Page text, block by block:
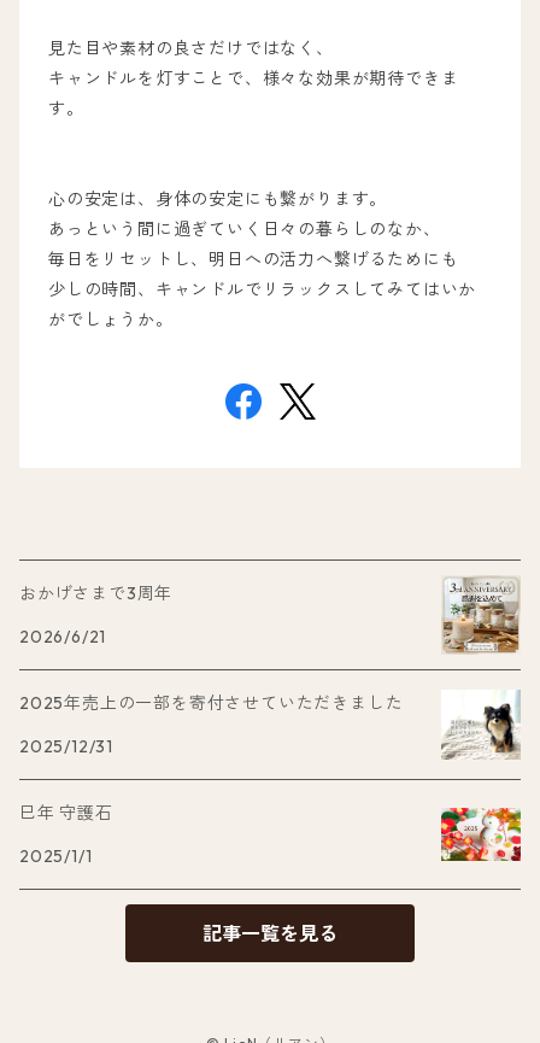
見た目や素材の良さだけではなく、
キャンドルを灯すことで、様々な効果が期待できま
す。
心の安定は、身体の安定にも繋がります。
あっという間に過ぎていく日々の暮らしのなか、
毎日をリセットし、明日への活力へ繋げるためにも
少しの時間、キャンドルでリラックスしてみてはいか
がでしょうか。
おかげさまで3周年
2026/6/21
2025年売上の一部を寄付させていただきました
2025/12/31
巳年 守護石
2025/1/1
記事一覧を見る